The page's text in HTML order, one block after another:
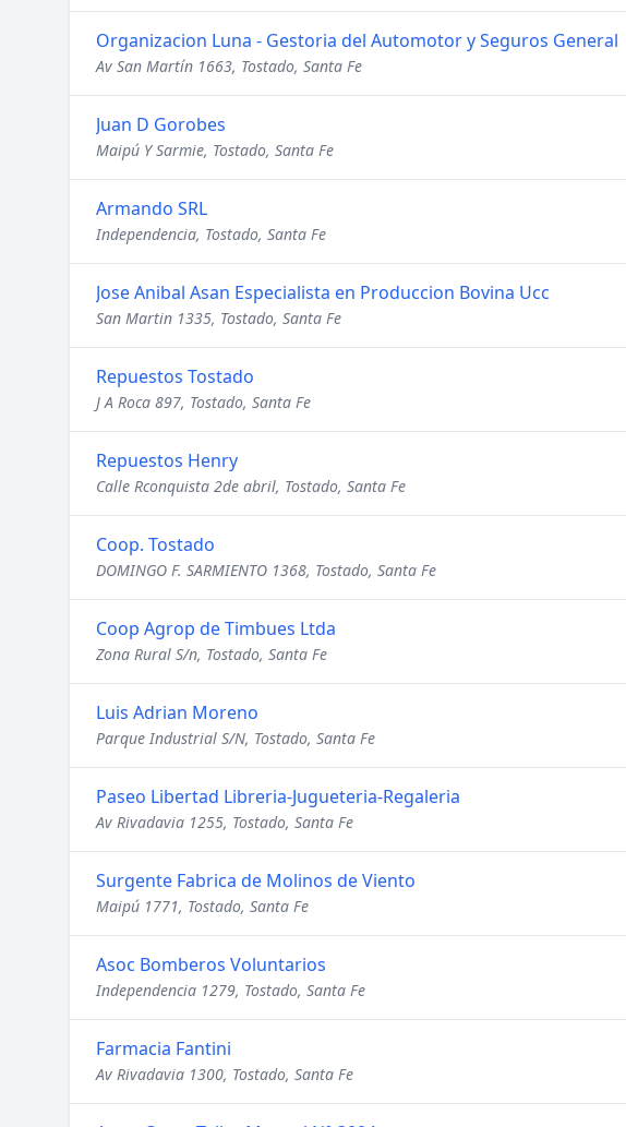
Organizacion Luna - Gestoria del Automotor y Seguros General
Av San Martín 1663, Tostado, Santa Fe
Juan D Gorobes
Maipú Y Sarmie, Tostado, Santa Fe
Armando SRL
Independencia, Tostado, Santa Fe
Jose Anibal Asan Especialista en Produccion Bovina Ucc
San Martin 1335, Tostado, Santa Fe
Repuestos Tostado
J A Roca 897, Tostado, Santa Fe
Repuestos Henry
Calle Rconquista 2de abril, Tostado, Santa Fe
Coop. Tostado
DOMINGO F. SARMIENTO 1368, Tostado, Santa Fe
Coop Agrop de Timbues Ltda
Zona Rural S/n, Tostado, Santa Fe
Luis Adrian Moreno
Parque Industrial S/N, Tostado, Santa Fe
Paseo Libertad Libreria-Jugueteria-Regaleria
Av Rivadavia 1255, Tostado, Santa Fe
Surgente Fabrica de Molinos de Viento
Maipú 1771, Tostado, Santa Fe
Asoc Bomberos Voluntarios
Independencia 1279, Tostado, Santa Fe
Farmacia Fantini
Av Rivadavia 1300, Tostado, Santa Fe